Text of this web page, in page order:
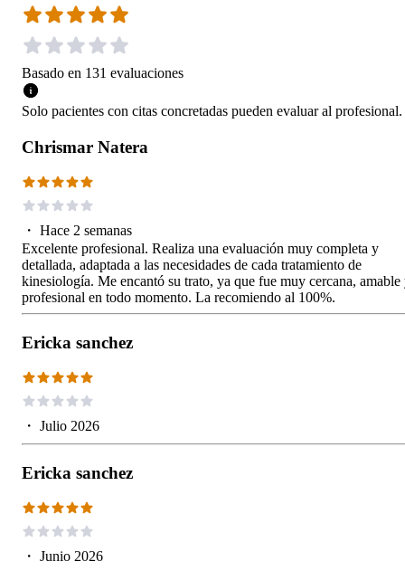
Basado en 131 evaluaciones
Solo pacientes con citas concretadas pueden evaluar al profesional.
Chrismar Natera
・ Hace 2 semanas
Excelente profesional. Realiza una evaluación muy completa y
detallada, adaptada a las necesidades de cada tratamiento de
kinesiología. Me encantó su trato, ya que fue muy cercana, amable
profesional en todo momento. La recomiendo al 100%.
Ericka sanchez
・ Julio 2026
Ericka sanchez
・ Junio 2026